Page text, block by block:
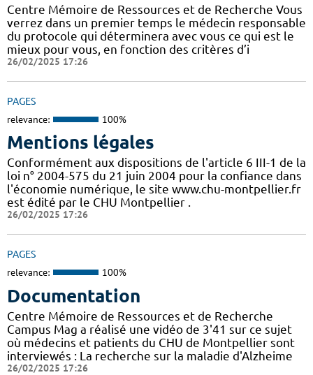
Centre Mémoire de Ressources et de Recherche Vous
verrez dans un premier temps le médecin responsable
du protocole qui déterminera avec vous ce qui est le
mieux pour vous, en fonction des critères d’i
26/02/2025 17:26
PAGES
relevance: 100%
Mentions légales
Conformément aux dispositions de l'article 6 III-1 de la
loi n° 2004-575 du 21 juin 2004 pour la confiance dans
l'économie numérique, le site www.chu-montpellier.fr
est édité par le CHU Montpellier .
26/02/2025 17:26
PAGES
relevance: 100%
Documentation
Centre Mémoire de Ressources et de Recherche
Campus Mag a réalisé une vidéo de 3'41 sur ce sujet
où médecins et patients du CHU de Montpellier sont
interviewés : La recherche sur la maladie d'Alzheime
26/02/2025 17:26